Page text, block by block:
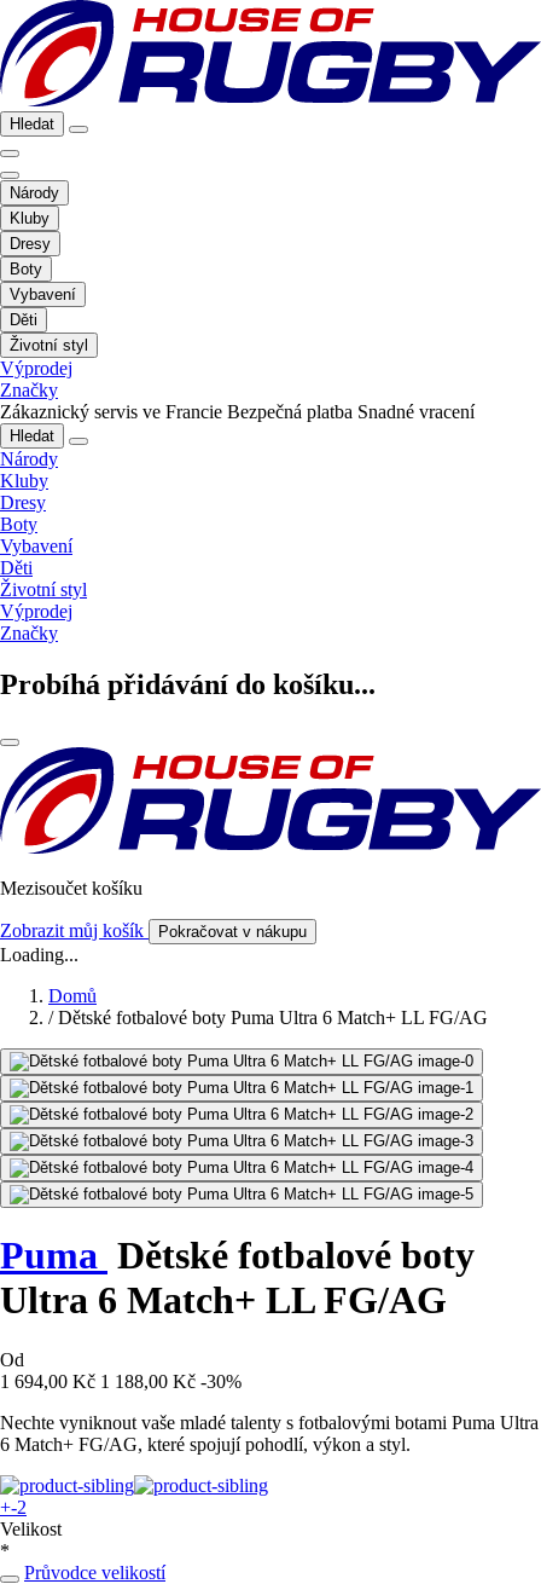
Hledat
Národy
Kluby
Dresy
Boty
Vybavení
Děti
Životní styl
Výprodej
Značky
Zákaznický servis ve Francie Bezpečná platba Snadné vracení
Hledat
Národy
Kluby
Dresy
Boty
Vybavení
Děti
Životní styl
Výprodej
Značky
Probíhá přidávání do košíku...
Mezisoučet košíku
Zobrazit můj košík Pokračovat v nákupu
Loading...
Domů
/ Dětské fotbalové boty Puma Ultra 6 Match+ LL FG/AG
Puma Dětské fotbalové boty
Ultra 6 Match+ LL FG/AG
Od
1 694,00 Kč 1 188,00 Kč -30%
Nechte vyniknout vaše mladé talenty s fotbalovými botami Puma Ultra
6 Match+ FG/AG, které spojují pohodlí, výkon a styl.
+-2
Velikost
*
Průvodce velikostí